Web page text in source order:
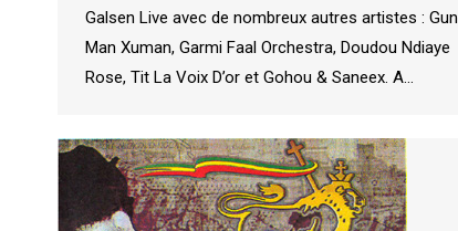
Galsen Live avec de nombreux autres artistes : Gun
Man Xuman, Garmi Faal Orchestra, Doudou Ndiaye
Rose, Tit La Voix D’or et Gohou & Saneex. A…